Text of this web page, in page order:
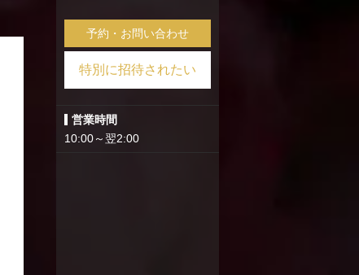
予約・お問い合わせ
特別に招待されたい
営業時間
10:00～翌2:00